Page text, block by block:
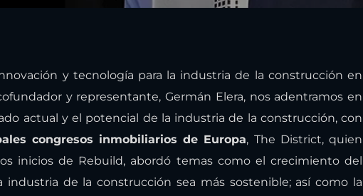
y tecnología para la industria de la construcción en
y representante, Germán Elera, nos adentramos en
actual y el potencial de la industria de la construcción, con
congresos inmobiliarios de Europa, The District, quien
inicios de Rebuild, abordó temas como el crecimiento del
de la construcción sea más sostenible; así como la